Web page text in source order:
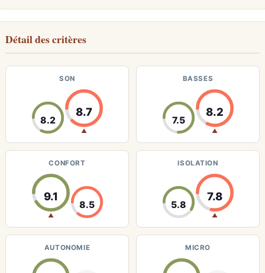
Détail des critères
SON
8.2
8.7
▲
BASSES
7.5
8.2
▲
CONFORT
9.1
▲
8.5
ISOLATION
5.8
7.8
▲
AUTONOMIE MICRO